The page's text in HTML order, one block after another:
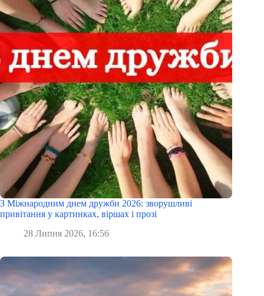
З Міжнародним днем дружби 2026: зворушливі
привітання у картинках, віршах і прозі
28 Липня 2026, 16:56